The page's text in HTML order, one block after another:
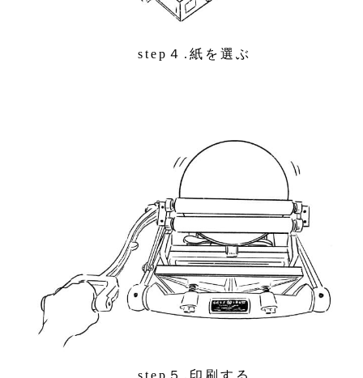
step４.紙を選ぶ
step５.印刷する